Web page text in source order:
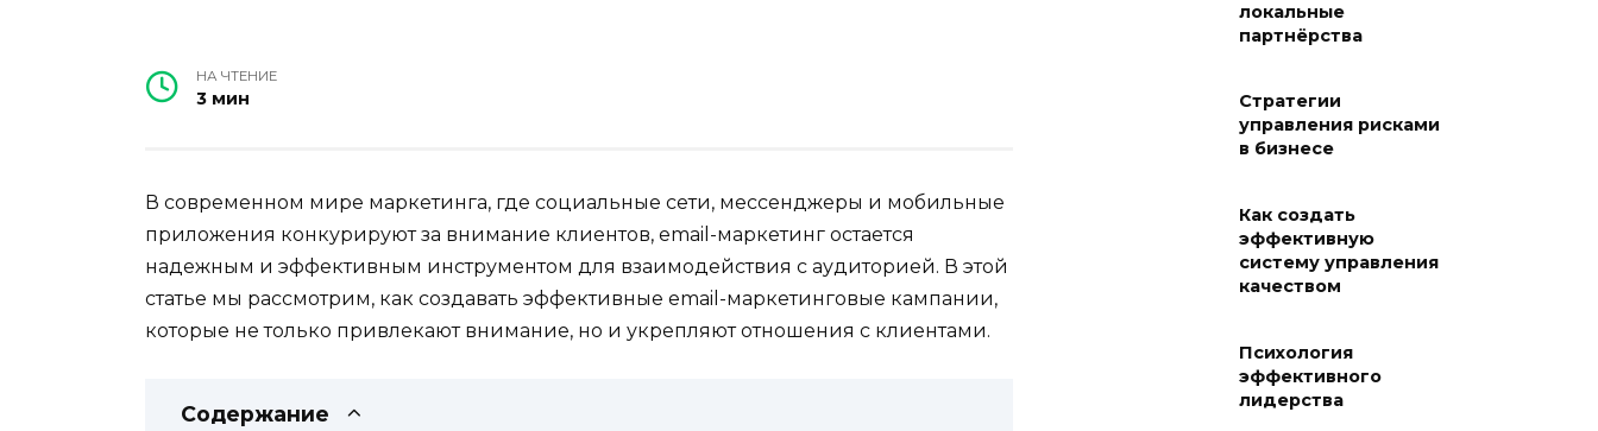
НА ЧТЕНИЕ
3 мин
В современном мире маркетинга, где социальные сети, мессенджеры и мобильные
приложения конкурируют за внимание клиентов, email-маркетинг остается
надежным и эффективным инструментом для взаимодействия с аудиторией. В этой
статье мы рассмотрим, как создавать эффективные email-маркетинговые кампании,
которые не только привлекают внимание, но и укрепляют отношения с клиентами.
Содержание
локальные
партнёрства
Стратегии
управления рисками
в бизнесе
Как создать
эффективную
систему управления
качеством
Психология
эффективного
лидерства